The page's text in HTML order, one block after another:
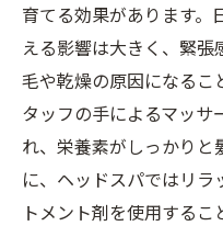
育てる効果があります。
える影響は大きく、緊
毛や乾燥の原因になるこ
タッフの手によるマッサ
れ、栄養素がしっかりと
に、ヘッドスパではリ
トメント剤を使用する